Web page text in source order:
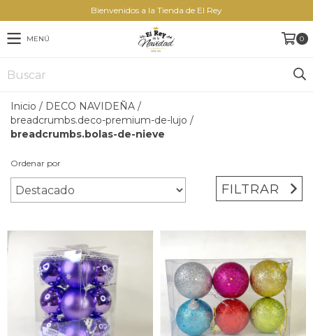
Bienvenidos a la Tienda de El Rey
MENÚ 0
Inicio / DECO NAVIDEÑA /
breadcrumbs.deco-premium-de-lujo /
breadcrumbs.bolas-de-nieve
Ordenar por
FILTRAR